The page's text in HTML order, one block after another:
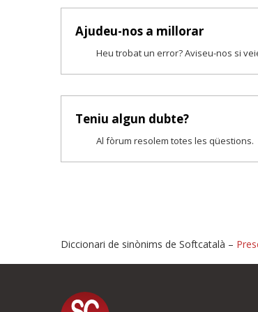
Ajudeu-nos a millorar
Heu trobat un error? Aviseu-nos si
Teniu algun dubte?
Al fòrum resolem totes les qüestions.
Proposeu-nos
Diccionari de sinònims de Softcatalà –